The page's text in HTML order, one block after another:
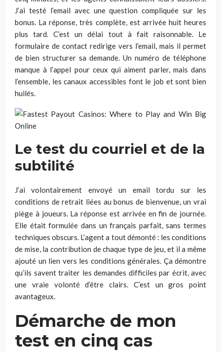
J’ai testé l’email avec une question compliquée sur les
bonus. La réponse, très complète, est arrivée huit heures
plus tard. C’est un délai tout à fait raisonnable. Le
formulaire de contact redirige vers l’email, mais il permet
de bien structurer sa demande. Un numéro de téléphone
manque à l’appel pour ceux qui aiment parler, mais dans
l’ensemble, les canaux accessibles font le job et sont bien
huilés.
Le test du courriel et de la
subtilité
J’ai volontairement envoyé un email tordu sur les
conditions de retrait liées au bonus de bienvenue, un vrai
piège à joueurs. La réponse est arrivée en fin de journée.
Elle était formulée dans un français parfait, sans termes
techniques obscurs. L’agent a tout démonté : les conditions
de mise, la contribution de chaque type de jeu, et il a même
ajouté un lien vers les conditions générales. Ça démontre
qu’ils savent traiter les demandes difficiles par écrit, avec
une vraie volonté d’être clairs. C’est un gros point
avantageux.
Démarche de mon
test en cinq cas